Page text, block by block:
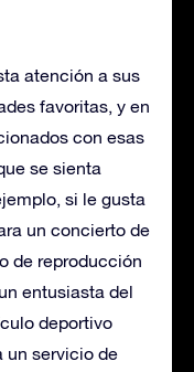
atención a sus
favoritas, y en
con esas
se sienta
si le gusta
un concierto de
de reproducción
entusiasta del
deportivo
un servicio de